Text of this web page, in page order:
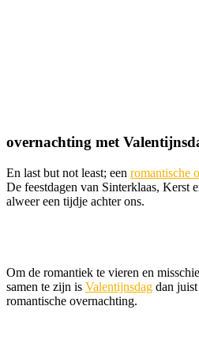
overnachting met
En last but not least; een romantische
De feestdagen van Sinterklaas, Kerst
alweer een tijdje achter ons.
Om de romantiek te vieren en
samen te zijn is Valentijnsdag dan
romantische overnachting.